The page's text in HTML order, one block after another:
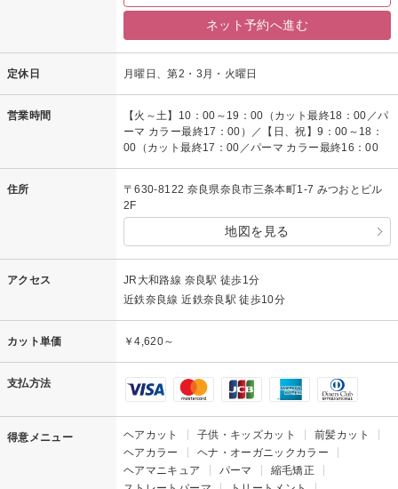
ネット予約へ進む
定休日 月曜日、第2・3月・火曜日
営業時間
【火～土】10：00～19：00（カット最終18：00／パ
ーマ カラー最終17：00）／【日、祝】9：00～18：
00（カット最終17：00／パーマ カラー最終16：00
住所
〒630-8122 奈良県奈良市三条本町1-7 みつおとビル
2F
地図を見る
アクセス
JR大和路線 奈良駅 徒歩1分
近鉄奈良線 近鉄奈良駅 徒歩10分
カット単価 ￥4,620～
支払方法
得意メニュー ヘアカット 子供・キッズカット
前髪カット
ヘアカラー
ヘナ・オーガニックカラー
ヘアマニキュア
パーマ
縮毛矯正